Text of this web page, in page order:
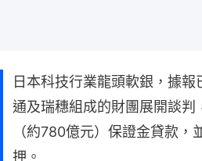
日本科技行業龍頭軟銀，據
通及瑞穗組成的財團展開談判
（約780億元）保證金貸款
押。